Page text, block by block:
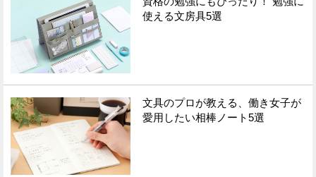
使える文房具5選
文具のプロが教える、働き女子が
愛用したい相棒ノート5選